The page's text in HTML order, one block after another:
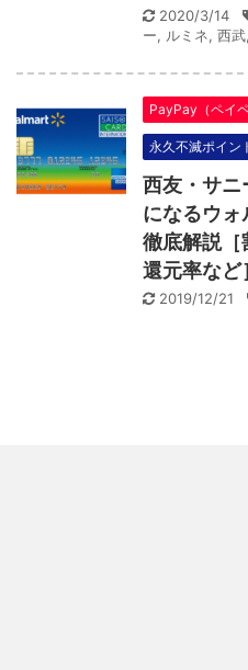
2020/3/14
ー, ルミネ, 西武,
PayPay（ペイペ
永久不滅ポイン
西友・サニ
になるウォ
徹底解説［
還元率など
2019/12/21